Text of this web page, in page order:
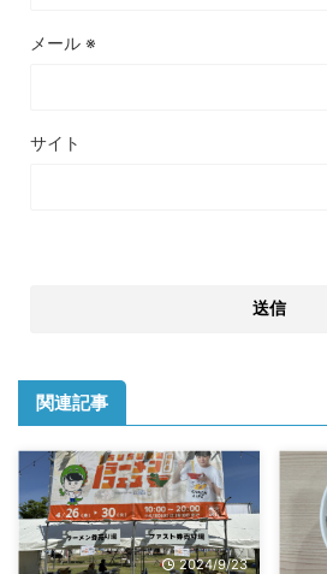
メール ※
サイト
関連記事
2024/9/23